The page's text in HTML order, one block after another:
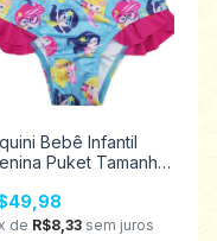
Bebê Infantil
Puket Tamanho
de R$8,33 sem juros